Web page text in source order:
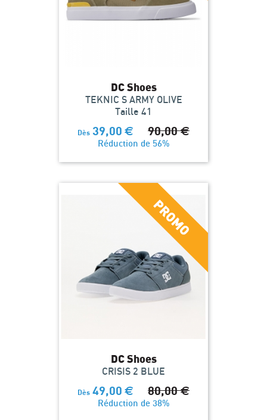
DC Shoes
TEKNIC S ARMY OLIVE
Taille 41
Dès 39,00 € 90,00€
Réduction de 56%
DC Shoes
CRISIS 2 BLUE
Dès 49,00 € 80,00€
Réduction de 38%